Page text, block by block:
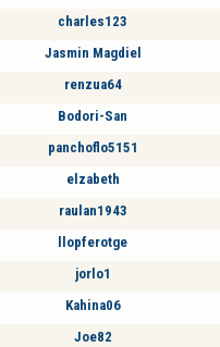
charles123
Jasmin Magdiel
renzua64
Bodori-San
panchoflo5151
elzabeth
raulan1943
llopferotge
jorlo1
Kahina06
Joe82